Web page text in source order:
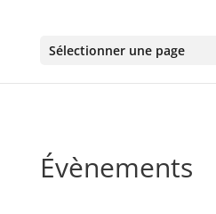
Sélectionner une page
Évènements